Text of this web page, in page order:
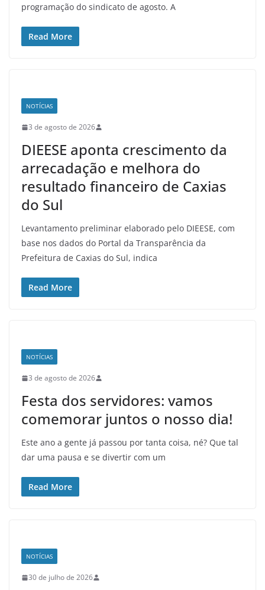
programação do sindicato de agosto. A
Read More
NOTÍCIAS
3 de agosto de 2026
DIEESE aponta crescimento da
arrecadação e melhora do
resultado financeiro de Caxias
do Sul
Levantamento preliminar elaborado pelo DIEESE, com
base nos dados do Portal da Transparência da
Prefeitura de Caxias do Sul, indica
Read More
NOTÍCIAS
3 de agosto de 2026
Festa dos servidores: vamos
comemorar juntos o nosso dia!
Este ano a gente já passou por tanta coisa, né? Que tal
dar uma pausa e se divertir com um
Read More
NOTÍCIAS
30 de julho de 2026